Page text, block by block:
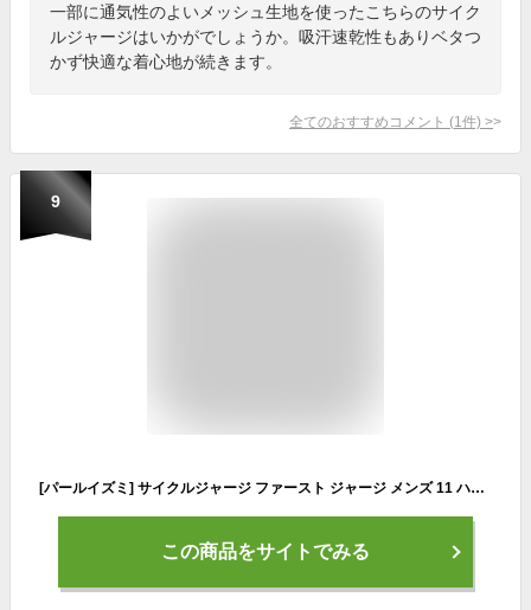
一部に通気性のよいメッシュ生地を使ったこちらのサイク
ルジャージはいかがでしょうか。吸汗速乾性もありベタつ
かず快適な着心地が続きます。
全てのおすすめコメント (1 件) >
9
[パールイズミ] サイクルジャージ ファースト ジャージ メンズ 11 ハスキー
この商品をサイトでみる